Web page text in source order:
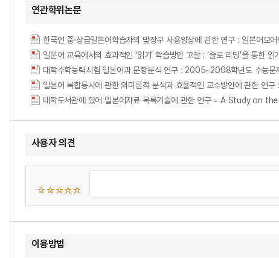
연관학위논문
한국인 중·상급일본어학습자의 맞장구 사용양상에 관한 연구 : 일본어모
일본어 교육에서의 효과적인 ‘읽기’ 학습방안 고찰 : ‘슬로 리딩’을 통한 읽
대학수학능력시험 일본어과 문항분석 연구 : 2005~2008학년도 수능문
대학도서관에 있어 일본어자료 목록기술에 관한 연구 = A Study
사용자 의견
이용방법